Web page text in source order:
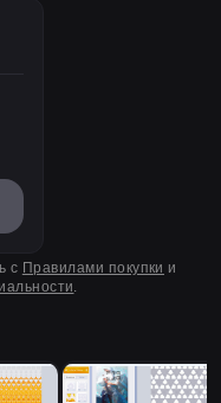
с Правилами покупки и
.